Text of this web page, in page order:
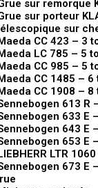
sur remorque
sur porteur
sur
Maeda CC 423 – 3
Maeda LC 785 – 5
Maeda CC 985 – 5
Maeda CC 1485 – 6
Maeda CC 1908 – 8
613 R
633 E
643 E
653 E
LIEBHERR LTR
673 E